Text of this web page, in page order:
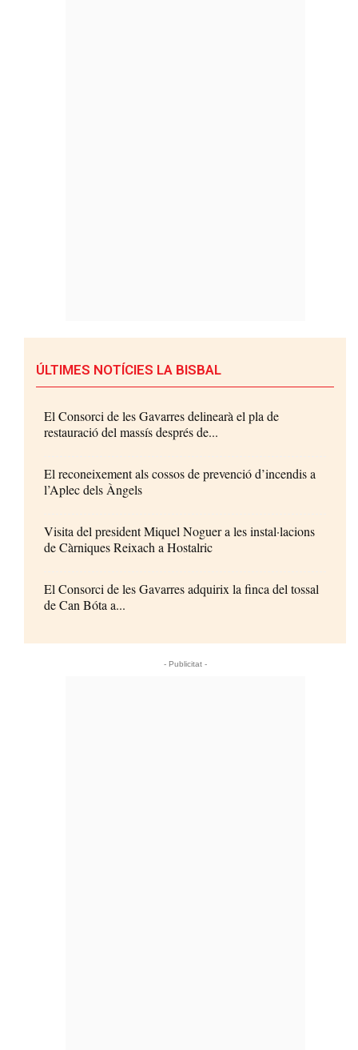
ÚLTIMES NOTÍCIES LA BISBAL
El Consorci de les Gavarres delinearà el pla de
restauració del massís després de...
El reconeixement als cossos de prevenció d’incendis a
l’Aplec dels Àngels
Visita del president Miquel Noguer a les instal·lacions
de Càrniques Reixach a Hostalric
El Consorci de les Gavarres adquirix la finca del tossal
de Can Bóta a...
- Publicitat -